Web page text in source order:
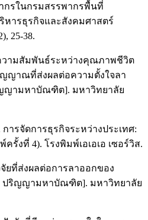
กรในกรมสรรพากรพื้นที่
หารธุรกิจและสังคมศาสตร์
25-38.
วามสัมพันธ์ระหว่างคุณภาพชีวิต
ญญาณที่ส่งผลต่อความตั้งใจลา
ญามหาบัณฑิต]. มหาวิทยาลัย
ารจัดการธุรกิจระหว่างประเทศ:
งที่ 4). โรงพิมพ์เอเอเอ เซอร์วิส.
ยที่ส่งผลต่อการลาออกของ
ปริญญามหาบัณฑิต]. มหาวิทยาลัย